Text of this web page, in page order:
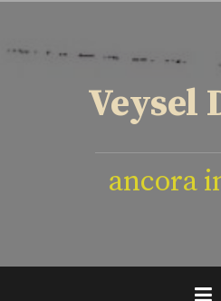
Veysel
ancora